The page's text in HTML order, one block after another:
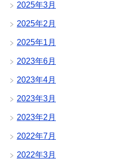
2025年3月
2025年2月
2025年1月
2023年6月
2023年4月
2023年3月
2023年2月
2022年7月
2022年3月